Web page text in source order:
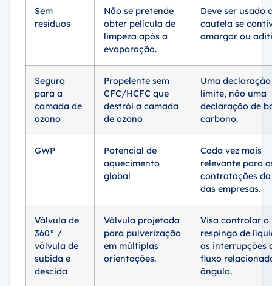
resíduos
obter película de
limpeza após a
evaporação.
cautela se
amargor ou
para a
camada de
ozono
CFC/HCFC que
destrói a camada
de ozono
limite, não uma
declaração de
carbono.
aquecimento
global
relevante para
contratações da
das empresas.
360° /
válvula de
subida e
descida
para pulverização
em múltiplas
orientações.
respingo de
as interrupções
fluxo
ângulo.